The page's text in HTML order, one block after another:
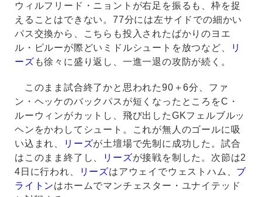
ウィルフリード・ニョントが右足を振るも、枠を捉
えることはできない。77分には左サイドでの細かい
パス交換から、こちらも投入されたばかりのヨエ
ル・ピルーが際どいミドルシュートを放つなど、
リ
ーズ も徐々に盛り返し、一進一退の攻防が続く。
このまま試合終了かと思われた90＋6分、ファ
ン・ヘッケのバックパスが短くなったところをC・
ルーウィンがカットし、飛び出したGKフェルブルッ
ヘンをかわしてシュート。これが無人のゴールに吸
い込まれ、
リーズが土壇場で先制に成功した。試合
はこのまま終了し、
リーズが接戦を制した。次節は2
4日に行われ、
リーズはアウェイでウェストハム、 ブ
ライトンはホームでマンチェスター・ユナイテッド